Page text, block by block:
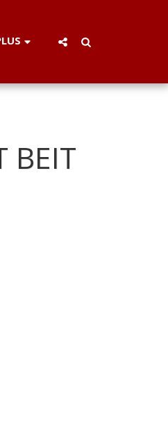
BEIT